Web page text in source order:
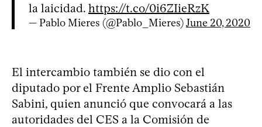
la laicidad. https://t.co/0i6ZIieRzK
— Pablo Mieres (@Pablo_Mieres)June 20, 2020
El intercambio también se dio con el
diputado por el Frente Amplio Sebastián
Sabini, quien anunció que convocará a las
autoridades del CES a la Comisión de